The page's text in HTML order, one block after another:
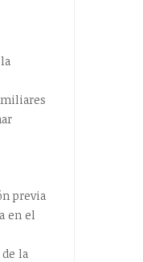
previa
en el
la